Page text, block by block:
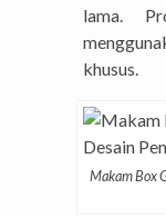
lama.
khusus.
Makam Box